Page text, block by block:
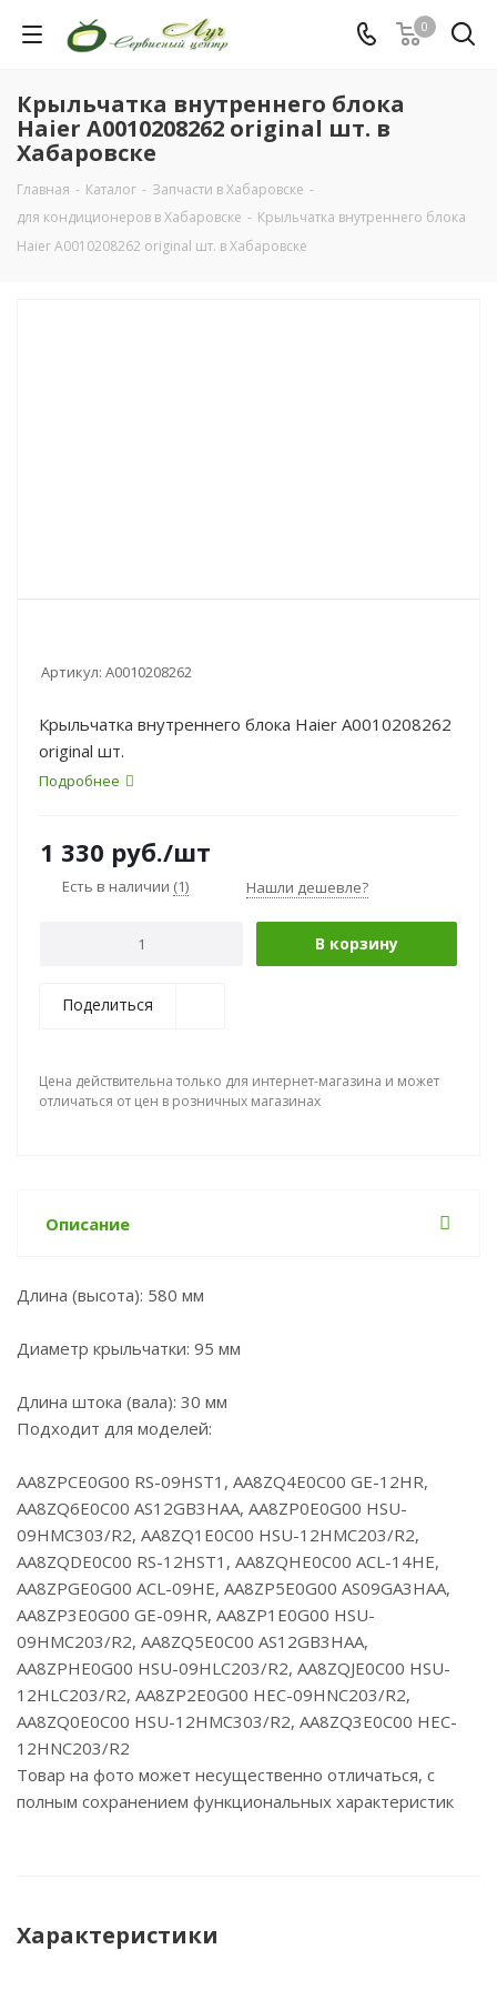
0
Крыльчатка внутреннего блока
Haier A0010208262 original шт. в
Хабаровске
Главная - Каталог - Запчасти в Хабаровске -
для кондиционеров в Хабаровске - Крыльчатка внутреннего блока
Haier A0010208262 original шт. в Хабаровске
Артикул: A0010208262
Крыльчатка внутреннего блока Haier A0010208262
original шт.
Подробнее
1 330 руб./шт
Есть в наличии (1) Нашли дешевле?
В корзину
Поделиться
Цена действительна только для интернет-магазина и может
отличаться от цен в розничных магазинах
Описание
Длина (высота): 580 мм
Диаметр крыльчатки: 95 мм
Длина штока (вала): 30 мм
Подходит для моделей:
AA8ZPCE0G00 RS-09HST1, AA8ZQ4E0C00 GE-12HR,
AA8ZQ6E0C00 AS12GB3HAA, AA8ZP0E0G00 HSU-
09HMC303/R2, AA8ZQ1E0C00 HSU-12HMC203/R2,
AA8ZQDE0C00 RS-12HST1, AA8ZQHE0C00 ACL-14HE,
AA8ZPGE0G00 ACL-09HE, AA8ZP5E0G00 AS09GA3HAA,
AA8ZP3E0G00 GE-09HR, AA8ZP1E0G00 HSU-
09HMC203/R2, AA8ZQ5E0C00 AS12GB3HAA,
AA8ZPHE0G00 HSU-09HLC203/R2, AA8ZQJE0C00 HSU-
12HLC203/R2, AA8ZP2E0G00 HEC-09HNC203/R2,
AA8ZQ0E0C00 HSU-12HMC303/R2, AA8ZQ3E0C00 HEC-
12HNC203/R2
Товар на фото может несущественно отличаться, с
полным сохранением функциональных характеристик
Характеристики